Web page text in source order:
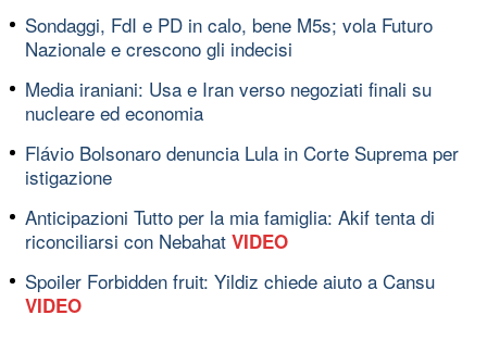
Sondaggi, FdI e PD in calo, bene M5s; vola Futuro
Nazionale e crescono gli indecisi
Media iraniani: Usa e Iran verso negoziati finali su
nucleare ed economia
Flávio Bolsonaro denuncia Lula in Corte Suprema per
istigazione
Anticipazioni Tutto per la mia famiglia: Akif tenta di
riconciliarsi con Nebahat VIDEO
Spoiler Forbidden fruit: Yildiz chiede aiuto a Cansu
VIDEO